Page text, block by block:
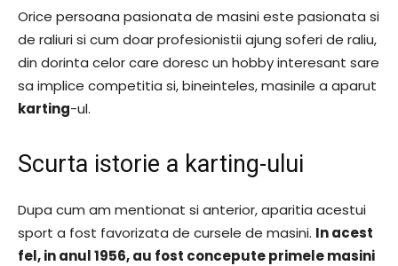
Orice persoana pasionata de masini este pasionata si
de raliuri si cum doar profesionistii ajung soferi de raliu,
din dorinta celor care doresc un hobby interesant sare
sa implice competitia si, bineinteles, masinile a aparut
karting-ul.
Scurta istorie a karting-ului
Dupa cum am mentionat si anterior, aparitia acestui
sport a fost favorizata de cursele de masini. In acest
fel, in anul 1956, au fost concepute primele masini